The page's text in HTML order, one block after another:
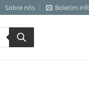
Sobre nós Boletim